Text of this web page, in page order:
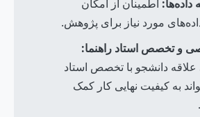
اطمینان از امکان
مورد نیاز برای پژوهش.
و تخصص استاد راهنما:
دانشجو با تخصص استاد
به کیفیت نهایی کار کمک